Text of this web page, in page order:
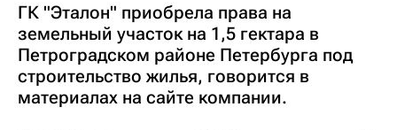
ГК "Эталон" приобрела права на
земельный участок на 1,5 гектара в
Петроградском районе Петербурга под
строительство жилья, говорится в
материалах на сайте компании.